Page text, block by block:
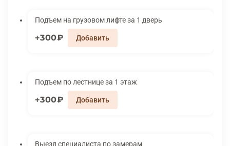
Подъем на грузовом лифте за 1 дверь
300₽
Подъем по лестнице за 1 этаж
300₽
Выезд специалиста по замерам